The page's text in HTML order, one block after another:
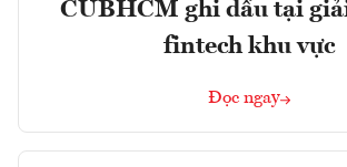
CUBHCM ghi dấu tại
fintech khu vực
Đọc ngay